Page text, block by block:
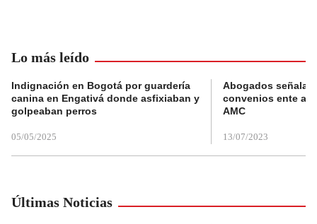
Lo más leído
Indignación en Bogotá por guardería
canina en Engativá donde asfixiaban y
golpeaban perros
05/05/2025
Abogados
convenios ente
AMC
13/07/2023
Últimas Noticias